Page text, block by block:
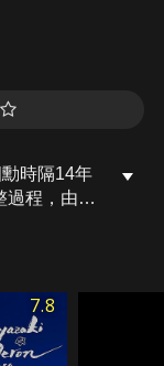
時隔14年
過程，由製
部成立了
達的界限。
7.8